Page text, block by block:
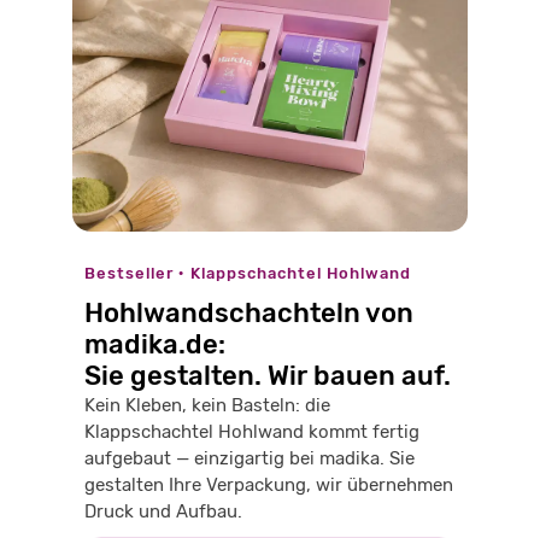
Bestseller · Klappschachtel Hohlwand
Hohlwandschachteln von
madika.de:
Sie gestalten. Wir bauen auf.
Kein Kleben, kein Basteln: die
Klappschachtel Hohlwand kommt fertig
aufgebaut — einzigartig bei madika. Sie
gestalten Ihre Verpackung, wir übernehmen
Druck und Aufbau.